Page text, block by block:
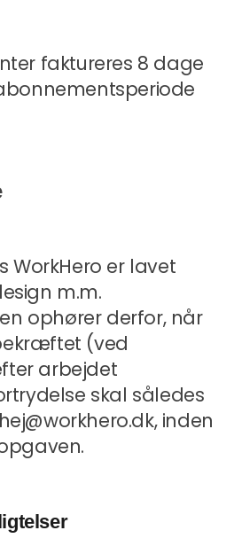
faktureres 8 dage
WorkHero er lavet
m.m.
ophører derfor, når
(ved
arbejdet
skal således
inden